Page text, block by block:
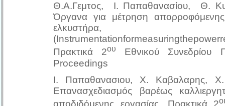
Θ.Α.Γεμτος, Ι. Παπαθανασίου, Θ.
Όργανα για μέτρηση
ελκυστήρα,
Πρακτικά 2ου
Εθνικού Συνεδρίου
Proceedings
Ι. Παπαθανασιου, Χ. Καβαλαρης,
Επανασχεδιασμός βαρέως
αποδιδόμενης εργασίας, Πρακτικά 2